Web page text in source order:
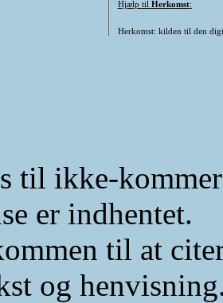
Hjælp til Herkomst:
Herkomst: kilden til den
til ikke-
er indhentet.
til at
og